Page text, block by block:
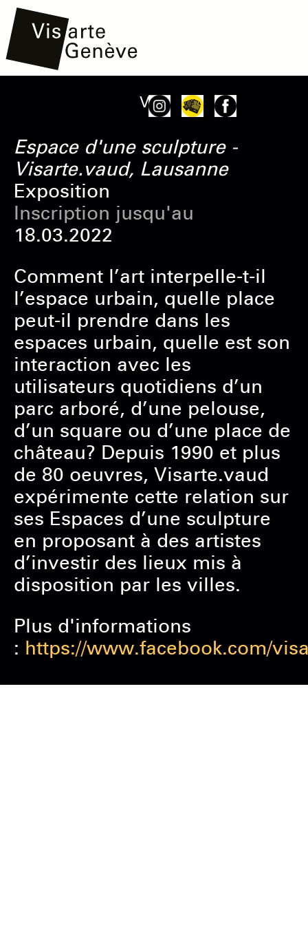
principal
Voir
Espace d'une sculpture -
Visarte.vaud, Lausanne
Exposition
Inscription jusqu'au
18.03.2022
Comment l’art interpelle-t-il
l’espace urbain, quelle place
peut-il prendre dans les
espaces urbain, quelle est son
interaction avec les
utilisateurs quotidiens d’un
parc arboré, d’une pelouse,
d’un square ou d’une place de
château? Depuis 1990 et plus
de 80 oeuvres, Visarte.vaud
expérimente cette relation sur
ses Espaces d’une sculpture
en proposant à des artistes
d’investir des lieux mis à
disposition par les villes.
Plus d'informations
: https://www.facebook.com/